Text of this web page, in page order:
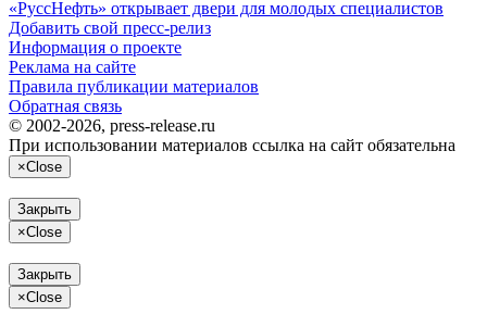
«РуссНефть» открывает двери для молодых специалистов
Добавить свой пресс-релиз
Информация о проекте
Реклама на сайте
Правила публикации материалов
Обратная связь
© 2002-2026, press-release.ru
При использовании материалов ссылка на сайт обязательна
×Close
Закрыть
×Close
Закрыть
×Close